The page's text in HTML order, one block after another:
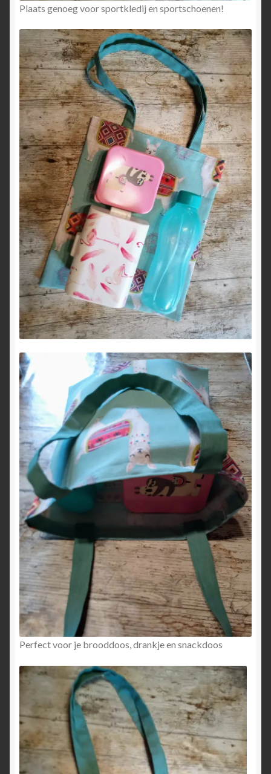
Plaats genoeg voor sportkledij en sportschoenen!
Perfect voor je brooddoos, drankje en snackdoos